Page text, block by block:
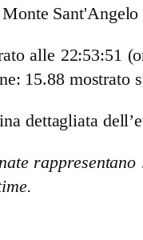
alle 22:53:51
15.88 mostrato
dettagliata